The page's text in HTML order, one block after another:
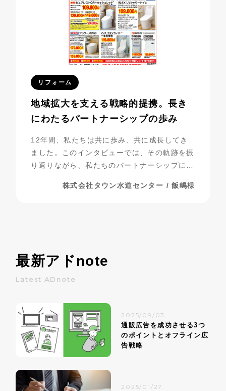
リフォーム
地域拡大を支える戦略的提携。長き
にわたるパートナーシップの歩み
12年間、私たちは共に歩み、共に成長してき
ました。このインタビューでは、その軌跡を振
り返りながら、私たちのパートナーシップにつ
株式会社タウン水道センター / 飯嶋様
最新アドnote
Latest ADnote
2025/09/03
通販広告を成功させる3つ
のポイントとオフライン広
告戦略
2025/01/27